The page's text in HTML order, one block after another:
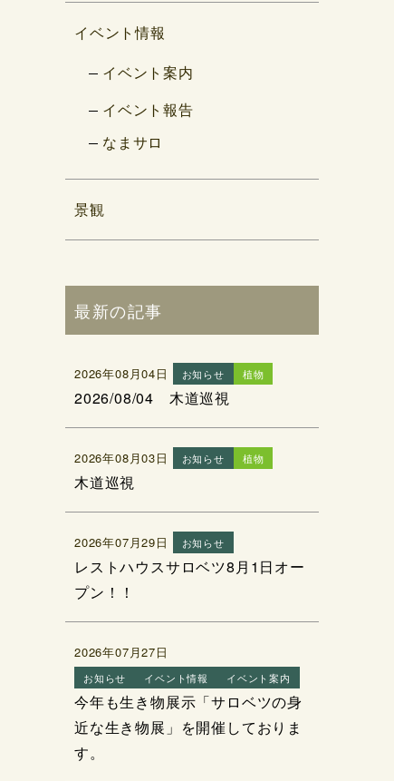
イベント情報
イベント案内
イベント報告
なまサロ
景観
最新の記事
2026年08月04日 お知らせ 植物
2026/08/04 木道巡視
2026年08月03日 お知らせ 植物
木道巡視
2026年07月29日 お知らせ
レストハウスサロベツ8月1日オー
プン！！
2026年07月27日
お知らせ イベント情報 イベント案内
今年も生き物展示「サロベツの身
近な生き物展」を開催しておりま
す。